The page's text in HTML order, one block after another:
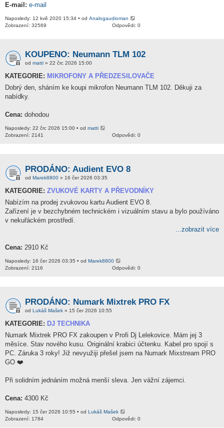
E-mail: e-mail
Naposledy: 12 kvě 2020 15:34 • od Analogaudioman
Odpovědi: 0
Zobrazení: 32569
KOUPENO: Neumann TLM 102
od matti » 22 črc 2026 15:00
KATEGORIE: MIKROFONY A PŘEDZESILOVAČE
Dobrý den, sháním ke koupi mikrofon Neumann TLM 102. Děkuji za
nabídky.
Cena: dohodou
Naposledy: 22 črc 2026 15:00 • od matti
Odpovědi: 0
Zobrazení: 2141
PRODÁNO: Audient EVO 8
od Marek8800 » 16 čer 2026 03:35
KATEGORIE: ZVUKOVÉ KARTY A PŘEVODNÍKY
Nabízím na prodej zvukovou kartu Audient EVO 8.
Zařízení je v bezchybném technickém i vizuálním stavu a bylo používáno
v nekuřáckém prostředí.
...zobrazit více
Cena: 2910 Kč
Naposledy: 16 čer 2026 03:35 • od Marek8800
Odpovědi: 0
Zobrazení: 2116
PRODÁNO: Numark Mixtrek PRO FX
od Lukáš Mašek » 15 čer 2026 10:55
KATEGORIE: DJ TECHNIKA
Numark Mixtrek PRO FX zakoupen v Profi Dj Lelekovice. Mám jej 3
měsíce. Stav nového kusu. Originální krabici účtenku. Kabel pro spojí s
PC. Záruka 3 roky! Již nevyužiji přešel jsem na Numark Mixstream PRO
GO ❤️
Při solidním jednáním možná menší sleva. Jen vážní zájemci.
Cena: 4300 Kč
Naposledy: 15 čer 2026 10:55 • od Lukáš Mašek
Odpovědi: 0
Zobrazení: 1784